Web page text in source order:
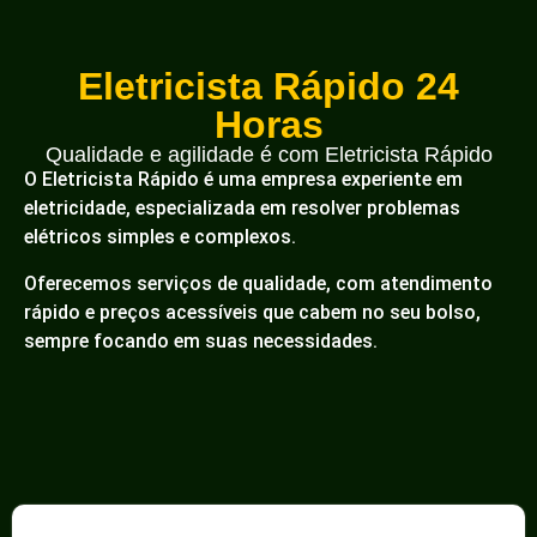
Eletricista Rápido 24
Horas
Qualidade e agilidade é com Eletricista Rápido
O Eletricista Rápido é uma empresa experiente em
eletricidade, especializada em resolver problemas
elétricos simples e complexos.
Oferecemos serviços de qualidade, com atendimento
rápido e preços acessíveis que cabem no seu bolso,
sempre focando em suas necessidades.